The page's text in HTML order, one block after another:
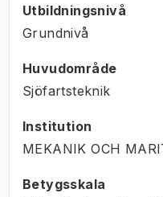
Utbildningsnivå
Grundnivå
Huvudområde
Sjöfartsteknik
Institution
MEKANIK OCH
Betygsskala